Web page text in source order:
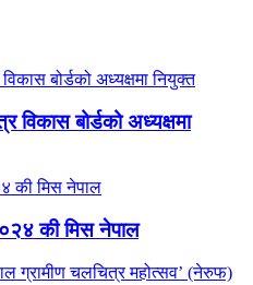
विकास बोर्डको अध्यक्षमा
की मिस नेपाल